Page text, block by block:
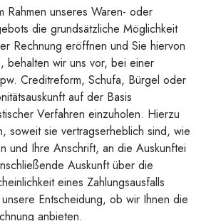
Rahmen unseres Waren- oder
die grundsätzliche Möglichkeit
Rechnung eröffnen und Sie hiervon
behalten wir uns vor, bei einer
Creditreform, Schufa, Bürgel oder
auf der Basis
Verfahren einzuholen. Hierzu
soweit sie vertragserheblich sind, wie
und Ihre Anschrift, an die Auskunftei
Auskunft über die
eines Zahlungsausfalls
Entscheidung, ob wir Ihnen die
anbieten.